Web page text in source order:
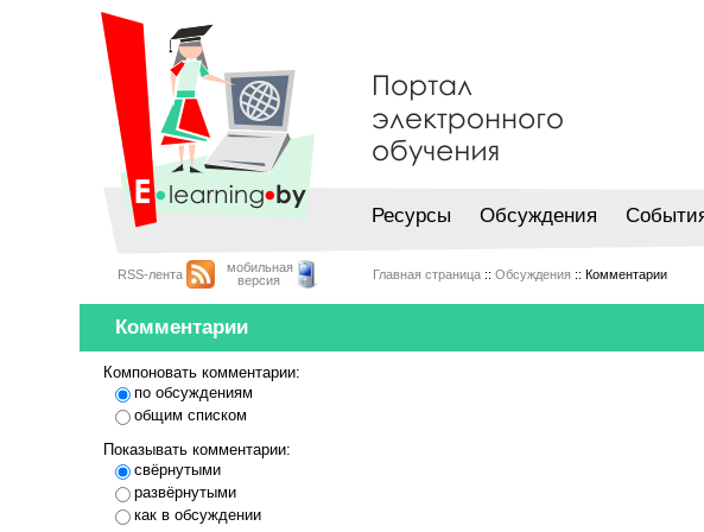
Ресурсы Обсуждения
RSS-лента
мобильная
версия
Главная страница :: Обсуждения :: Комментарии
Комментарии
Компоновать комментарии:
по обсуждениям
общим списком
Показывать комментарии:
свёрнутыми
развёрнутыми
как в обсуждении